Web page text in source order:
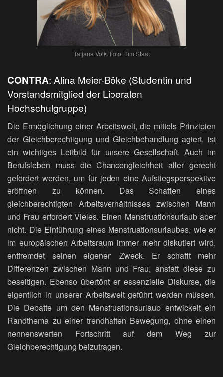
Tatjana Volk. Foto: Tim Staat
CONTRA: Alina Meier-Böke (Studentin und
Vorstandsmitglied der Liberalen
Hochschulgruppe)
Die Ermöglichung einer Arbeitswelt, die mittels Prinzipien
der Gleichberechtigung und Gleichbehandlung agiert, ist
ein wichtiges Leitbild für unsere Gesellschaft. Auch im
Berufsleben muss die Chancengleichheit aller gerecht
gefördert werden, um für jeden eine Aufstiegsperspektive
eröffnen zu können. Das Schaffen eines
gleichberechtigten Arbeitsverhältnisses zwischen Mann
und Frau erfordert Vieles. Einen Menstruationsurlaub aber
nicht. Die Einführung eines Menstruationsurlaubes, wie er
im europäischen Arbeitsraum immer mehr diskutiert wird,
entfremdet seinen eigenen Zweck. Er schafft mehr
Differenzen zwischen Mann und Frau, anstatt diese zu
beseitigen. Ebenso übertönt er essenzielle Diskurse, die
eigentlich in unserer Arbeitswelt geführt werden müssen.
Die Debatte um den Menstruationsurlaub entwickelt ein
Randthema zu einer trendhaften Bewegung, ohne einen
nennenswerten Fortschritt auf dem Weg zur
Gleichberechtigung beizutragen.